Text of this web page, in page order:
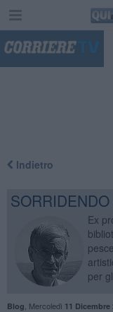
Indietro
Ex
per
Blog Mercoledì 11 Dicembre